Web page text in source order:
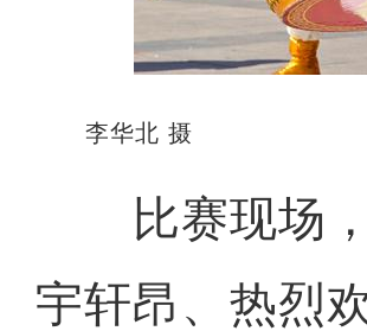
李华北 摄
比赛现场，
宇轩昂、热烈